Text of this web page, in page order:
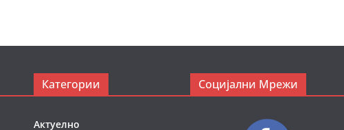
Категории
Актуелно
Социјални Мрежи